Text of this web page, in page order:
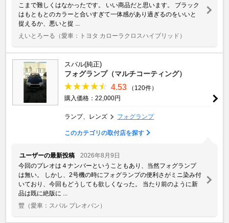
こまで難しくはなかったです。 いい商品だと思います。 ブラック
はもともとのカラーと合いすぎて一体感があり過ぎるのをいいと
捉えるか、悪いと捉 ...
えいとろーる （愛車：トヨタ カローラクロスハイブリッド）
スバル(純正)
フォグランプ（マルチコーティング）
4.53
（120件）
購入価格：22,000円
ランプ、レンズ フォグランプ
このカテゴリの取付店を探す
ユーザーの最新投稿
2026年8月9日
今回のプレオは４ナンバーということもあり、当然フォグランプ
は無い。 しかし、2号機の時にフォグランプの便利さがミニ染み付
いており、今回もどうしても欲しくなった。 当たり前のように新
品は既に絶版に ...
豐 （愛車：スバル プレオバン）